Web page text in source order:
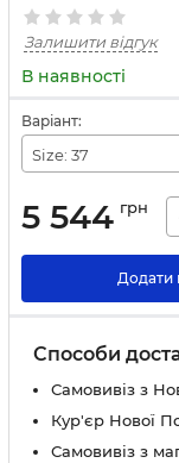
Залишити відгук
В наявності
Варіант:
Size: 37
5 544 грн
Додати
Способи
Самовивіз з
Кур'єр Нової
Самовивіз з